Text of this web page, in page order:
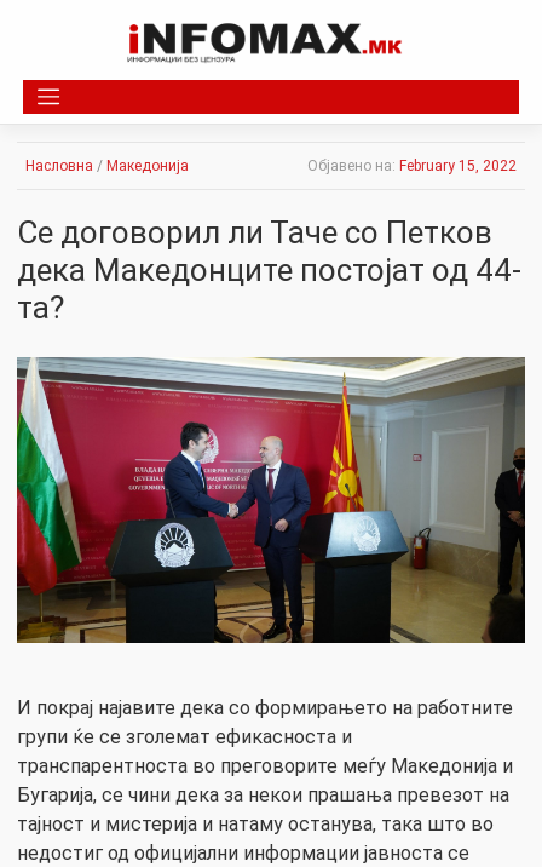
Насловна / Македонија Објавено на: February 15, 2022
Се договорил ли Таче со Петков
дека Македонците постојат од 44-
та?
И покрај најавите дека со формирањето на работните
групи ќе се зголемат ефикасноста и
транспарентноста во преговорите меѓу Македонија и
Бугарија, се чини дека за некои прашања превезот на
тајност и мистерија и натаму останува, така што во
недостиг од официјални информации јавноста се